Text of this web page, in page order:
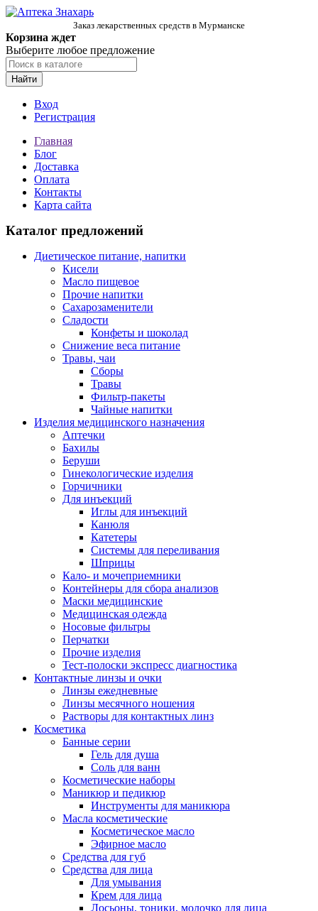
Заказ лекарственных средств в Мурманске
Корзина ждет
Выберите любое предложение
Найти
Вход
Регистрация
Главная
Блог
Доставка
Оплата
Контакты
Карта сайта
Каталог предложений
Диетическое питание, напитки
Кисели
Масло пищевое
Прочие напитки
Сахарозаменители
Сладости
Конфеты и шоколад
Снижение веса питание
Травы, чаи
Сборы
Травы
Фильтр-пакеты
Чайные напитки
Изделия медицинского назначения
Аптечки
Бахилы
Беруши
Гинекологические изделия
Горчичники
Для инъекций
Иглы для инъекций
Канюля
Катетеры
Системы для переливания
Шприцы
Кало- и мочеприемники
Контейнеры для сбора анализов
Маски медицинские
Медицинская одежда
Носовые фильтры
Перчатки
Прочие изделия
Тест-полоски экспресс диагностика
Контактные линзы и очки
Линзы ежедневные
Линзы месячного ношения
Растворы для контактных линз
Косметика
Банные серии
Гель для душа
Соль для ванн
Косметические наборы
Маникюр и педикюр
Инструменты для маникюра
Масла косметические
Косметическое масло
Эфирное масло
Средства для губ
Средства для лица
Для умывания
Крем для лица
Лосьоны, тоники, молочко для лица